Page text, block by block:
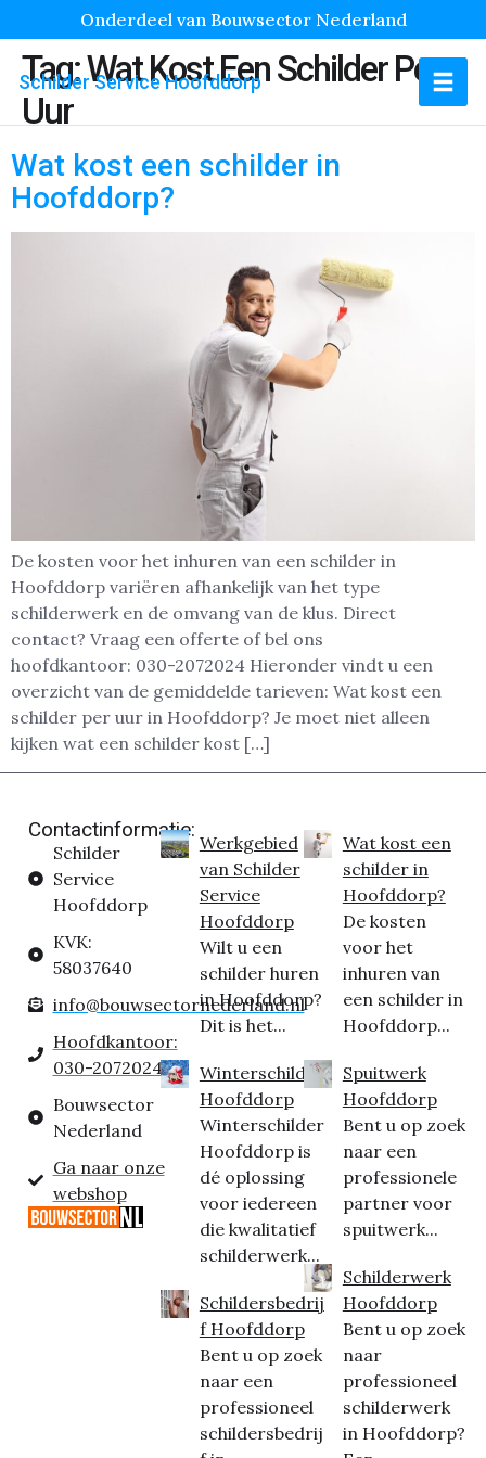
Onderdeel van Bouwsector Nederland
Schilder Service Hoofddorp
Tag:Wat Kost Een Schilder Per
Uur
Wat kost een schilder in
Hoofddorp?
De kosten voor het inhuren van een schilder in
Hoofddorp variëren afhankelijk van het type
schilderwerk en de omvang van de klus. Direct
contact? Vraag een offerte of bel ons
hoofdkantoor: 030-2072024 Hieronder vindt u een
overzicht van de gemiddelde tarieven: Wat kost een
schilder per uur in Hoofddorp? Je moet niet alleen
kijken wat een schilder kost […]
Contactinformatie:
Schilder
Service
Hoofddorp
KVK:
58037640
info@bouwsectornederland.nl
Hoofdkantoor:
030-2072024
Bouwsector
Nederland
Ga naar onze
webshop
Werkgebied
van Schilder
Service
Hoofddorp
Wilt u een
schilder huren
in Hoofddorp?
Dit is het...
Winterschilder
Hoofddorp
Winterschilder
Hoofddorp is
dé oplossing
voor iedereen
die kwalitatief
schilderwerk...
Schildersbedrij
f Hoofddorp
Bent u op zoek
naar een
professioneel
schildersbedrij
Wat kost een
schilder in
Hoofddorp?
De kosten
voor het
inhuren van
een schilder in
Hoofddorp...
Spuitwerk
Hoofddorp
Bent u op zoek
naar een
professionele
partner voor
spuitwerk...
Schilderwerk
Hoofddorp
Bent u op zoek
naar
professioneel
schilderwerk
in Hoofddorp?